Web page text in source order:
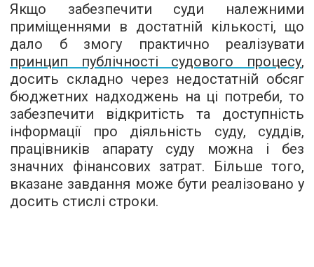
Якщо забезпечити суди належними
приміщеннями в достатній кількості, що
дало б змогу практично реалізувати
принцип публічності судового процесу,
досить складно через недостатній обсяг
бюджетних надходжень на ці потреби, то
забезпечити відкритість та доступність
інформації про діяльність суду, суддів,
працівників апарату суду можна і без
значних фінансових затрат. Більше того,
вказане завдання може бути реалізовано у
досить стислі строки.